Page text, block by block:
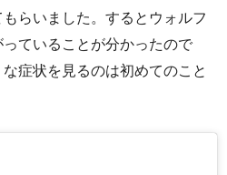
らいました。するとウォルフ
ていることが分かったので
症状を見るのは初めてのこと